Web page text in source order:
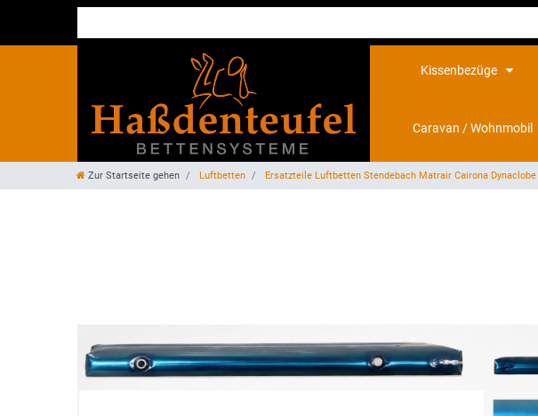
Kissenbezüge
Caravan / Wohnmobil
Zur Startseite gehen Luftbetten Ersatzteile Luftbetten Stendebach Matrair Cairona Dynaclobe